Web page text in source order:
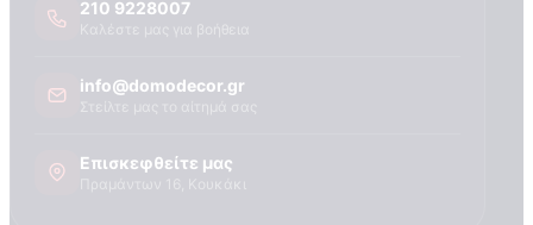
210 9228007
info@domodecor.gr
Επισκεφθείτε μας